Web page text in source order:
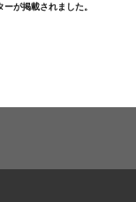
ーが掲載されました。